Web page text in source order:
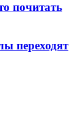
почитать
переходят